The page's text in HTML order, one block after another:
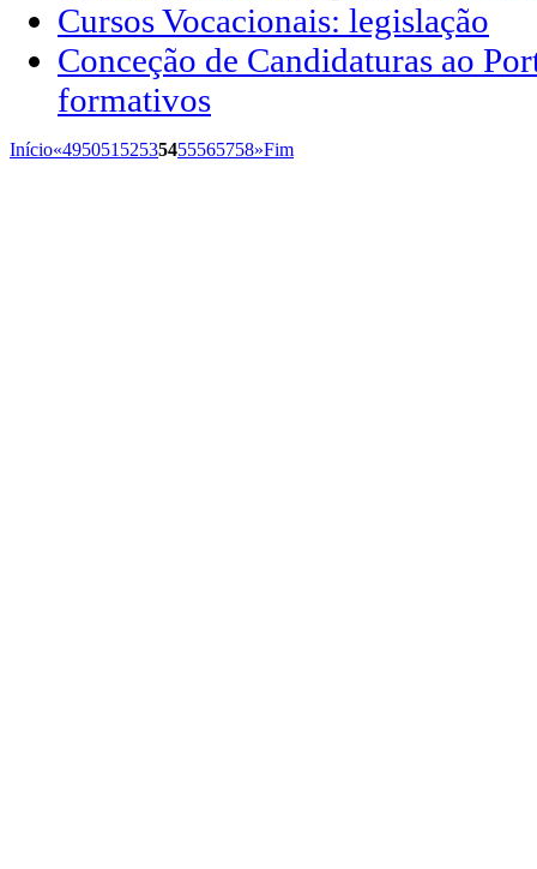
Cursos Vocacionais: legislação
Conceção de Candidaturas ao
formativos
Início«495051 52535455565758»Fim